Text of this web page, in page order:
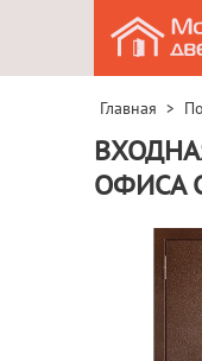
Главная >
ОФИСА